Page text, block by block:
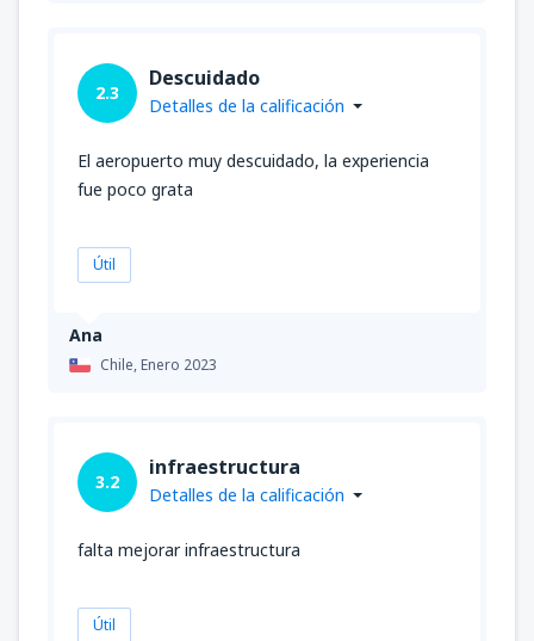
Ana
Chile,Enero 2023
2.3
Descuidado
Detalles de la calificación
El aeropuerto muy descuidado, la experiencia
fue poco grata
Útil
3.2
infraestructura
Detalles de la calificación
falta mejorar infraestructura
Útil